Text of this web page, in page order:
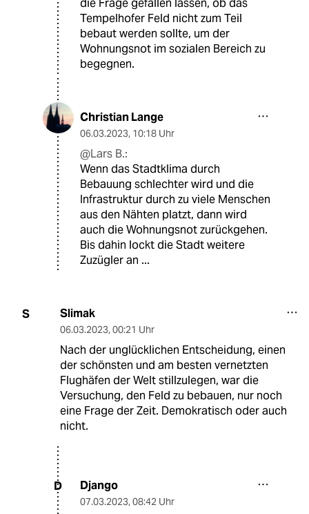
die Frage gefallen lassen, ob das
Tempelhofer Feld nicht zum Teil
bebaut werden sollte, um der
Wohnungsnot im sozialen Bereich zu
begegnen.
Christian Lange
06.03.2023, 10:18 Uhr
@Lars B.:
Wenn das Stadtklima durch
Bebauung schlechter wird und die
Infrastruktur durch zu viele Menschen
aus den Nähten platzt, dann wird
auch die Wohnungsnot zurückgehen.
Bis dahin lockt die Stadt weitere
Zuzügler an ...
S Slimak
06.03.2023, 00:21 Uhr
Nach der unglücklichen Entscheidung, einen
der schönsten und am besten vernetzten
Flughäfen der Welt stillzulegen, war die
Versuchung, den Feld zu bebauen, nur noch
eine Frage der Zeit. Demokratisch oder auch
nicht.
D Django
07.03.2023, 08:42 Uhr